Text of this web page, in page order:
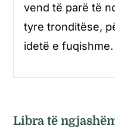
vend të parë të
tyre tronditëse,
idetë e fuqishme.
Libra të